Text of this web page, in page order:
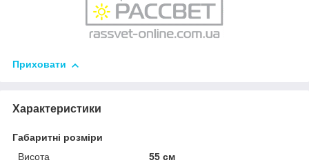
Приховати
Характеристики
Габаритні розміри
Висота
55 см